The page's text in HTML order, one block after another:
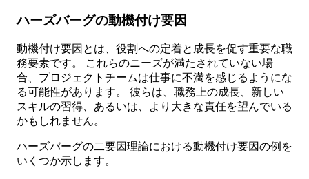
ハーズバーグの動機付け要因
動機付け要因とは、役割への定着と成長を促す重要な職
務要素です。 これらのニーズが満たされていない場
合、プロジェクトチームは仕事に不満を感じるようにな
る可能性があります。 彼らは、職務上の成長、新しい
スキルの習得、あるいは、より大きな責任を望んでいる
かもしれません。
ハーズバーグの二要因理論における動機付け要因の例を
いくつか示します。